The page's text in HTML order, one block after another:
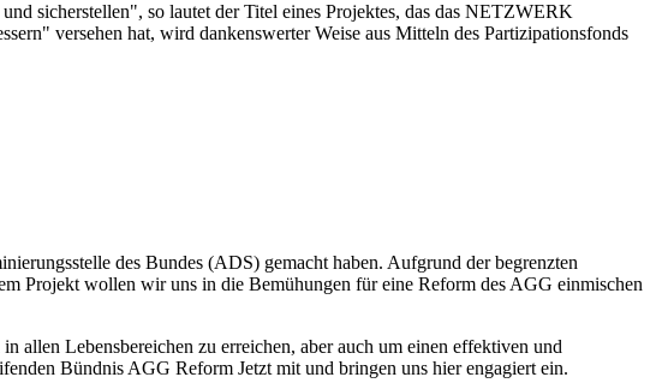
sicherstellen", so lautet der Titel eines Projektes, das das NETZWERK
versehen hat, wird dankenswerter Weise aus Mitteln des Partizipationsfonds
des Bundes (ADS) gemacht haben. Aufgrund der begrenzten
Projekt wollen wir uns in die Bemühungen für eine Reform des AGG einmischen
allen Lebensbereichen zu erreichen, aber auch um einen effektiven und
Bündnis AGG Reform Jetzt mit und bringen uns hier engagiert ein.